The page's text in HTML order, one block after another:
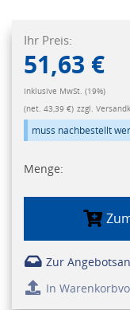
Ihr Preis:
51,63 €
Inklusive MwSt. (19%)
(net. 43,39 €) zzgl.
muss nachbestellt
Menge:
Zur
In